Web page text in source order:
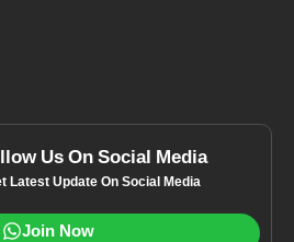
Us On Social Media
Latest Update On Social Media
Join Now